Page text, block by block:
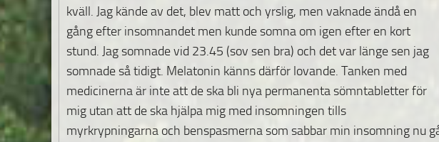
kväll. Jag kände av det, blev matt och yrslig, men vaknade ändå en
gång efter insomnandet men kunde somna om igen efter en kort
stund. Jag somnade vid 23.45 (sov sen bra) och det var länge sen jag
somnade så tidigt. Melatonin känns därför lovande. Tanken med
medicinerna är inte att de ska bli nya permanenta sömntabletter för
mig utan att de ska hjälpa mig med insomningen tills
myrkrypningarna och benspasmerna som sabbar min insomning nu